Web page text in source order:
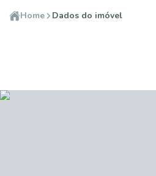
Home Dados do imóvel